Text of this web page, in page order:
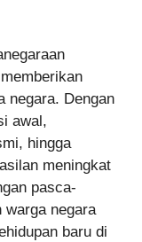
negara. Dengan
awal,
hingga
meningkat
pasca-
warga negara
baru di